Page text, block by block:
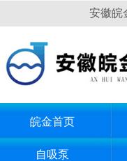
安徽皖
皖金首页
自吸泵